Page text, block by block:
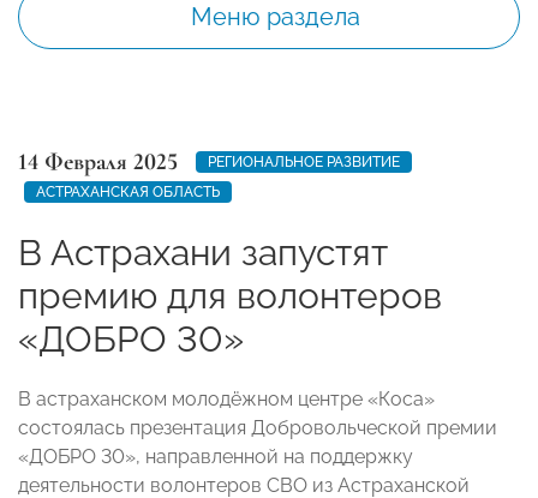
Меню раздела
14 Февраля 2025
РЕГИОНАЛЬНОЕ РАЗВИТИЕ
АСТРАХАНСКАЯ ОБЛАСТЬ
В Астрахани запустят
премию для волонтеров
«ДОБРО 30»
В астраханском молодёжном центре «Коса»
состоялась презентация Добровольческой премии
«ДОБРО 30», направленной на поддержку
деятельности волонтеров СВО из Астраханской